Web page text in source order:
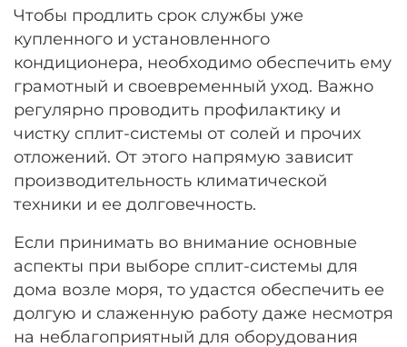
Чтобы продлить срок службы уже
купленного и установленного
кондиционера, необходимо обеспечить ему
грамотный и своевременный уход. Важно
регулярно проводить профилактику и
чистку сплит-системы от солей и прочих
отложений. От этого напрямую зависит
производительность климатической
техники и ее долговечность.
Если принимать во внимание основные
аспекты при выборе сплит-системы для
дома возле моря, то удастся обеспечить ее
долгую и слаженную работу даже несмотря
на неблагоприятный для оборудования